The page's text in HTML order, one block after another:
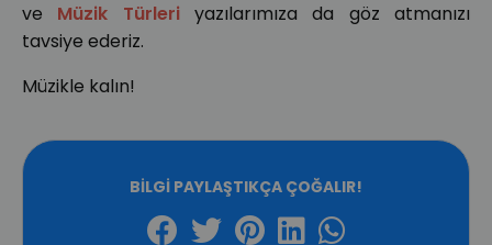
ve Müzik Türleri yazılarımıza da göz atmanızı
tavsiye ederiz.
Müzikle kalın!
BILGI PAYLAŞTIKÇA ÇOĞALIR!